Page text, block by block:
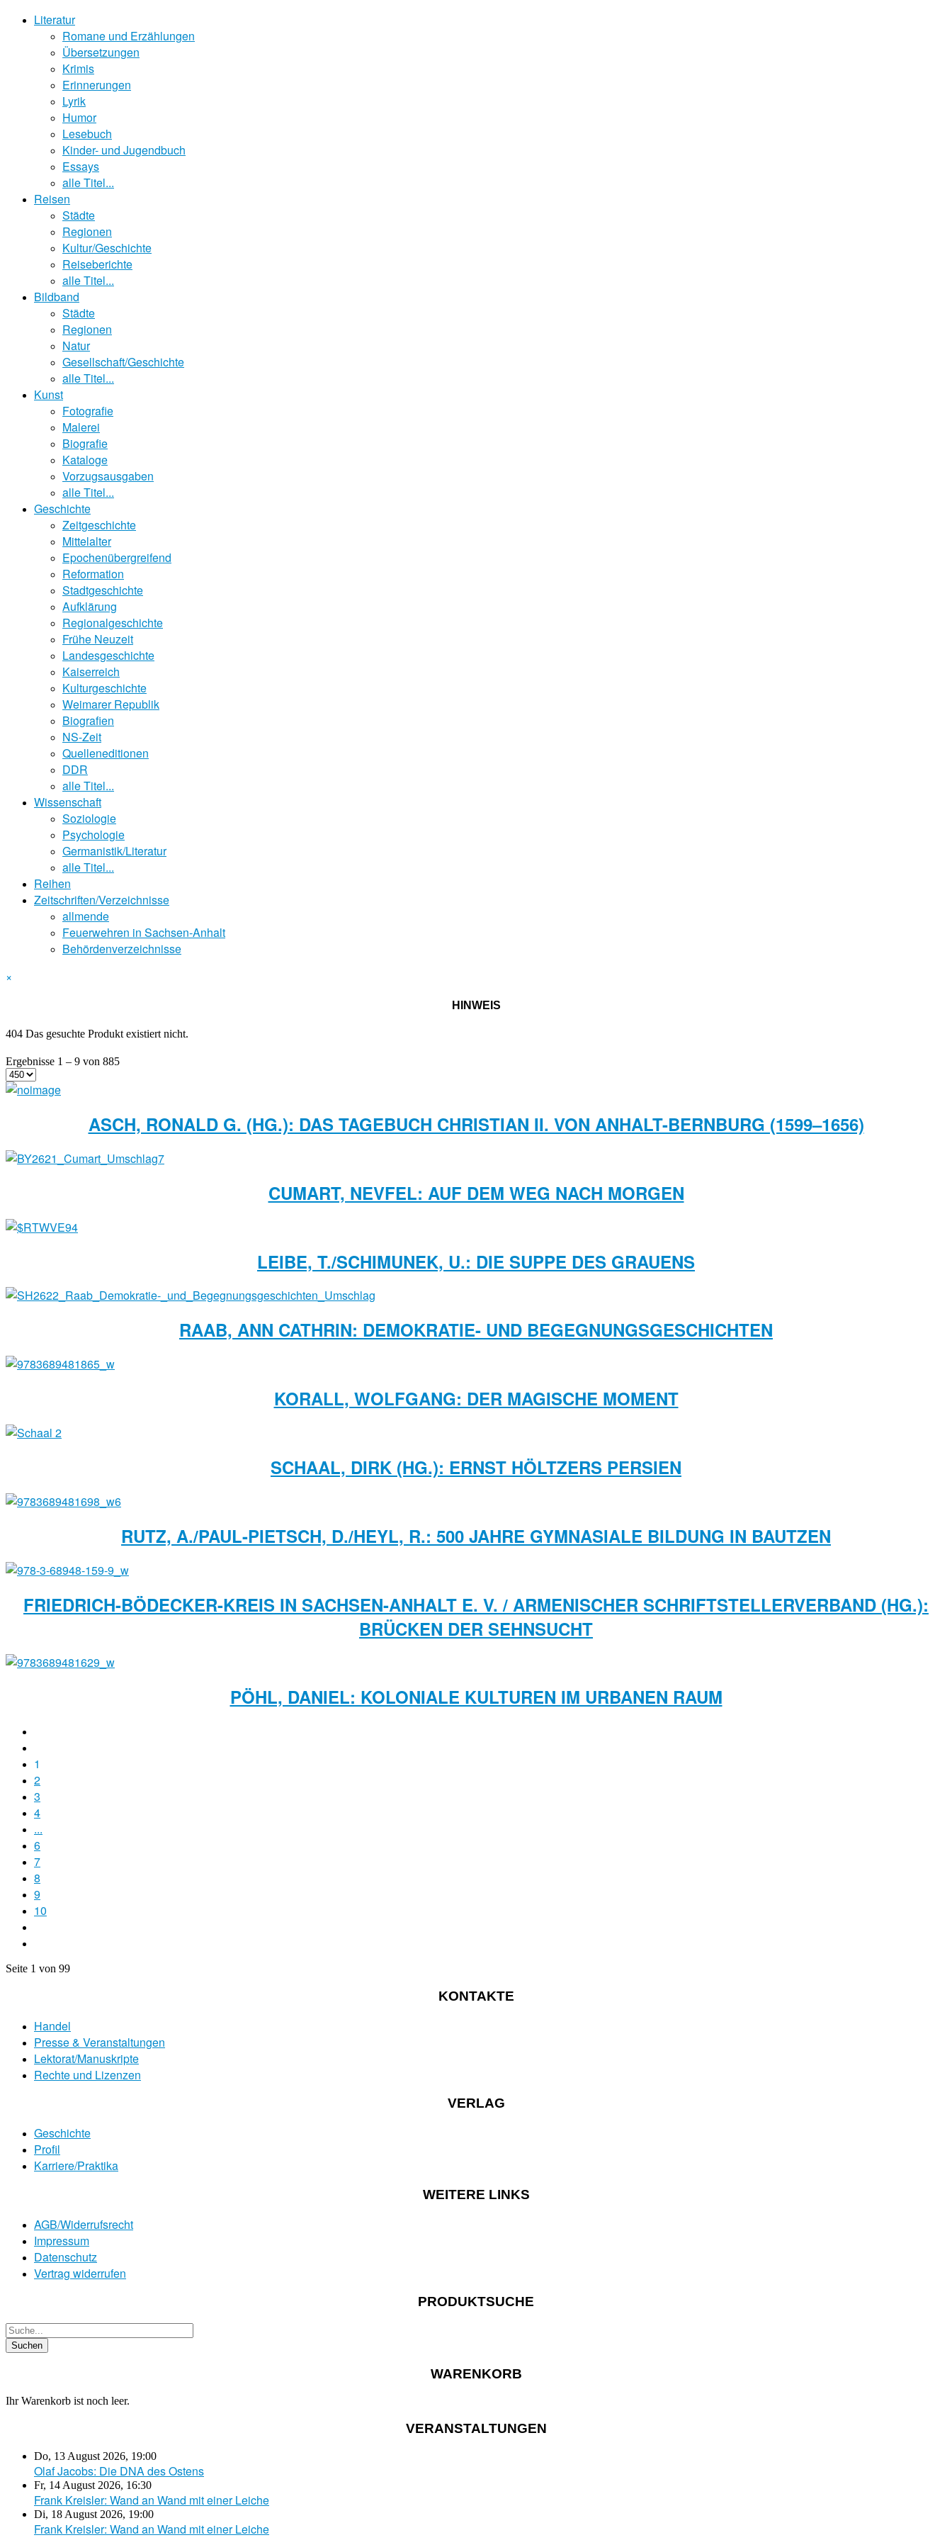
Literatur
Romane und Erzählungen
Übersetzungen
Krimis
Erinnerungen
Lyrik
Humor
Lesebuch
Kinder- und Jugendbuch
Essays
alle Titel...
Reisen
Städte
Regionen
Kultur/Geschichte
Reiseberichte
alle Titel...
Bildband
Städte
Regionen
Natur
Gesellschaft/Geschichte
alle Titel...
Kunst
Fotografie
Malerei
Biografie
Kataloge
Vorzugsausgaben
alle Titel...
Geschichte
Zeitgeschichte
Mittelalter
Epochenübergreifend
Reformation
Stadtgeschichte
Aufklärung
Regionalgeschichte
Frühe Neuzeit
Landesgeschichte
Kaiserreich
Kulturgeschichte
Weimarer Republik
Biografien
NS-Zeit
Quelleneditionen
DDR
alle Titel...
Wissenschaft
Soziologie
Psychologie
Germanistik/Literatur
alle Titel...
Reihen
Zeitschriften/Verzeichnisse
allmende
Feuerwehren in Sachsen-Anhalt
Behördenverzeichnisse
×
HINWEIS
404 Das gesuchte Produkt existiert nicht.
Ergebnisse 1 – 9 von 885
ASCH, RONALD G. (HG.): DAS TAGEBUCH CHRISTIAN II. VON ANHALT-BERNBURG (1599–1656)
CUMART, NEVFEL: AUF DEM WEG NACH MORGEN
LEIBE, T./SCHIMUNEK, U.: DIE SUPPE DES GRAUENS
RAAB, ANN CATHRIN: DEMOKRATIE- UND BEGEGNUNGSGESCHICHTEN
KORALL, WOLFGANG: DER MAGISCHE MOMENT
SCHAAL, DIRK (HG.): ERNST HÖLTZERS PERSIEN
RUTZ, A./PAUL-PIETSCH, D./HEYL, R.: 500 JAHRE GYMNASIALE BILDUNG IN BAUTZEN
FRIEDRICH-BÖDECKER-KREIS IN SACHSEN-ANHALT E. V. / ARMENISCHER SCHRIFTSTELLERVERBAND (HG.):
BRÜCKEN DER SEHNSUCHT
PÖHL, DANIEL: KOLONIALE KULTUREN IM URBANEN RAUM
1
2
3
4
...
6
7
8
9
10
Seite 1 von 99
KONTAKTE
Handel
Presse & Veranstaltungen
Lektorat/Manuskripte
Rechte und Lizenzen
VERLAG
Geschichte
Profil
Karriere/Praktika
WEITERE LINKS
AGB/Widerrufsrecht
Impressum
Datenschutz
Vertrag widerrufen
PRODUKTSUCHE
WARENKORB
Ihr Warenkorb ist noch leer.
VERANSTALTUNGEN
Do, 13 August 2026, 19:00
Olaf Jacobs: Die DNA des Ostens
Fr, 14 August 2026, 16:30
Frank Kreisler: Wand an Wand mit einer Leiche
Di, 18 August 2026, 19:00
Frank Kreisler: Wand an Wand mit einer Leiche